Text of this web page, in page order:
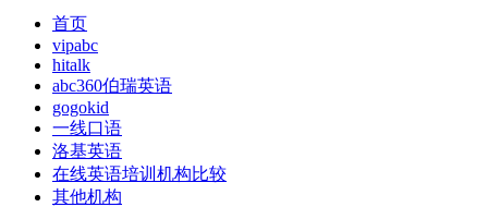
首页
vipabc
hitalk
abc360伯瑞英语
gogokid
一线口语
洛基英语
在线英语培训机构比较
其他机构